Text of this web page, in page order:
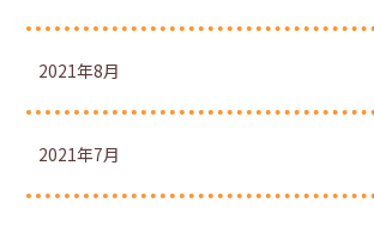
2021年8月
2021年7月